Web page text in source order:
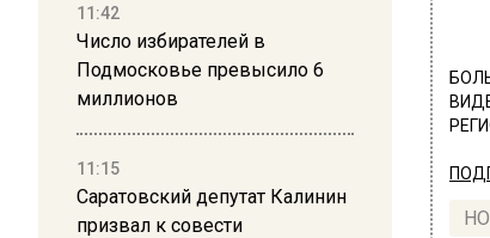
11:42
Число избирателей в
Подмосковье превысило 6
миллионов
11:15
Саратовский депутат Калинин
призвал к совести